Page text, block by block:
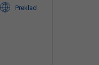
Preklad